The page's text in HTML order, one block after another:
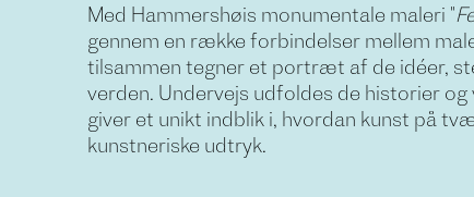
Med Hammershøis monumentale maleri "
gennem en række forbindelser mellem
tilsammen tegner et portræt af de idéer,
verden. Undervejs udfoldes de historier
giver et unikt indblik i, hvordan kunst på
kunstneriske udtryk.